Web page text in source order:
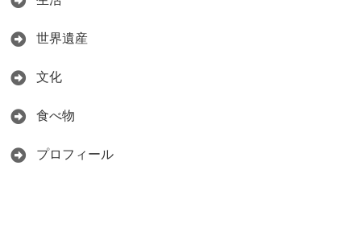
世界遺産
文化
食べ物
プロフィール